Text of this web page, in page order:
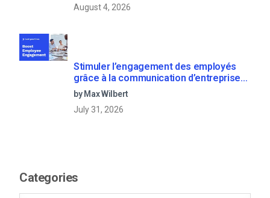
August 4, 2026
Stimuler l’engagement des employés
grâce à la communication d’entreprise
en direct
by Max Wilbert
July 31, 2026
Categories